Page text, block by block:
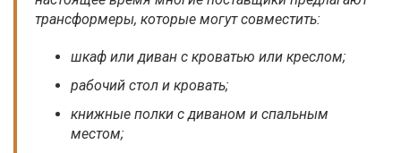
трансформеры, которые могут совместить:
шкаф или диван с кроватью или креслом;
рабочий стол и кровать;
книжные полки с диваном и спальным
местом;